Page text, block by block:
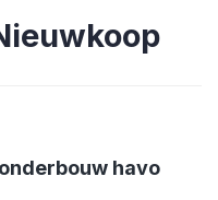
havo